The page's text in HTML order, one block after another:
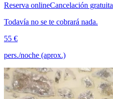
Reserva onlineCancelación gratuita
Todavía no se te cobrará nada.
55 €
pers./noche (aprox.)